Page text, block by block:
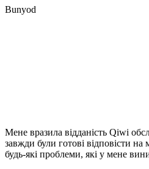
Bunyod
Мене вразила відданість Qiwi
завжди були готові відповісти
будь-які проблеми, які у мене